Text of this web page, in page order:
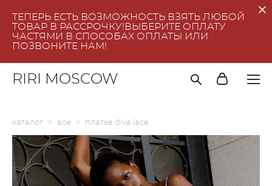
ТЕПЕРЬ ЕСТЬ ВОЗМОЖНОСТЬ ВЗЯТЬ ЛЮБОЙ
ТОВАР В РАССРОЧКУ!ВЫБЕРИТЕ ОПЛАТУ
ЧАСТЯМИ В СПОСОБАХ ОПЛАТЫ ИЛИ
ПОЗВОНИТЕ НАМ!
RIRI MOSCOW
каталог > все > платье diva lace